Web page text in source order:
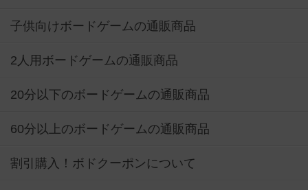
子供向けボードゲームの通販商品
2人用ボードゲームの通販商品
20分以下のボードゲームの通販商品
60分以上のボードゲームの通販商品
割引購入！ボドクーポンについて